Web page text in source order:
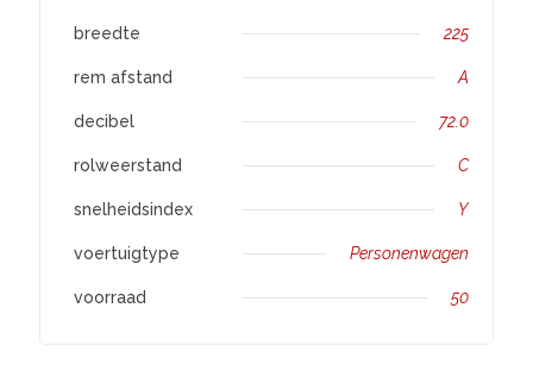
breedte 225
rem afstand A
decibel 72.0
rolweerstand C
snelheidsindex Y
voertuigtype Personenwagen
voorraad 50